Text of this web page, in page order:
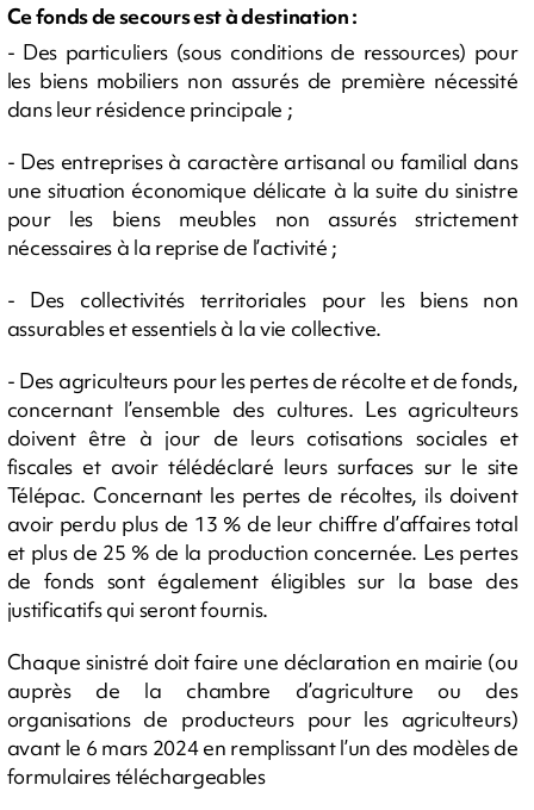
Ce fonds de secours est à destination :
- Des particuliers (sous conditions de ressources) pour
les biens mobiliers non assurés de première nécessité
dans leur résidence principale ;
- Des entreprises à caractère artisanal ou familial dans
une situation économique délicate à la suite du sinistre
pour les biens meubles non assurés strictement
nécessaires à la reprise de l’activité ;
- Des collectivités territoriales pour les biens non
assurables et essentiels à la vie collective.
- Des agriculteurs pour les pertes de récolte et de fonds,
concernant l’ensemble des cultures. Les agriculteurs
doivent être à jour de leurs cotisations sociales et
fiscales et avoir télédéclaré leurs surfaces sur le site
Télépac. Concernant les pertes de récoltes, ils doivent
avoir perdu plus de 13 % de leur chiffre d’affaires total
et plus de 25 % de la production concernée. Les pertes
de fonds sont également éligibles sur la base des
justificatifs qui seront fournis.
Chaque sinistré doit faire une déclaration en mairie (ou
auprès de la chambre d’agriculture ou des
organisations de producteurs pour les agriculteurs)
avant le 6 mars 2024 en remplissant l’un des modèles de
formulaires téléchargeables